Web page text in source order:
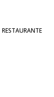
RESTAURANTE